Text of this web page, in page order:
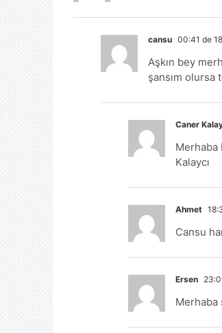
cansu 00:41 de
Aşkın bey
şansım
Caner
Merhaba
Kalaycı
Ahmet
Cansu
Ersen
Merhaba